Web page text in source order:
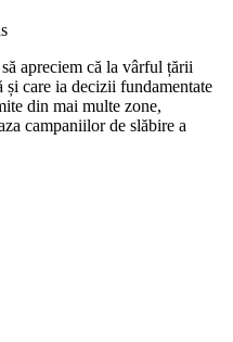
apreciem că la vârful țării
și care ia decizii fundamentate
din mai multe zone,
campaniilor de slăbire a